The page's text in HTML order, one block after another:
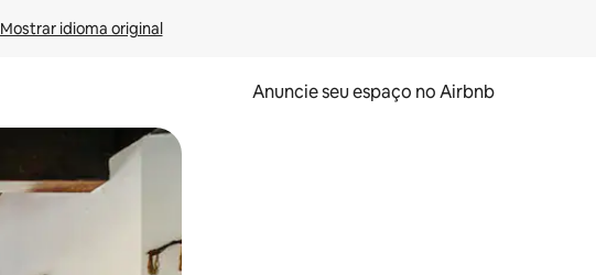
Mostrar idioma original
Anuncie seu espaço no Airbnb